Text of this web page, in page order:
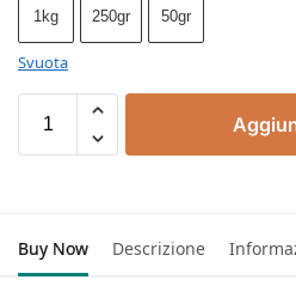
1kg 250gr 50gr
Svuota
Buy Now Descrizione